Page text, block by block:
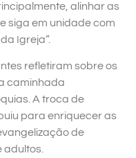
alinhar as
siga em unidade com
Igreja”.
refletiram sobre os
caminhada
A troca de
para enriquecer as
de
adultos.